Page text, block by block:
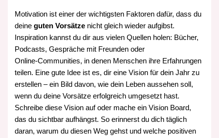
Motivation ist einer der wichtigsten Faktoren dafür, dass du
deineguten Vorsätze nicht gleich wieder aufgibst.
Inspiration kannst du dir aus vielen Quellen holen: Bücher,
Podcasts, Gespräche mit Freunden oder
Online‑Communities, in denen Menschen ihre Erfahrungen
teilen. Eine gute Idee ist es, dir eine Vision für dein Jahr zu
erstellen – ein Bild davon, wie dein Leben aussehen soll,
wenn du deine Vorsätze erfolgreich umgesetzt hast.
Schreibe diese Vision auf oder mache ein Vision Board,
das du sichtbar aufhängst. So erinnerst du dich täglich
daran, warum du diesen Weg gehst und welche positiven